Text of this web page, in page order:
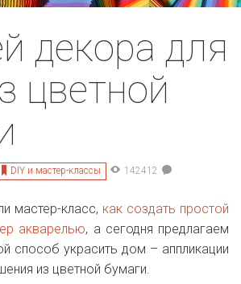
декора для
цветной
DIY и мастер-классы 142412
мастер-класс, как создать простой
акварелью, а сегодня предлагаем
способ украсить дом – аппликации
из цветной бумаги.